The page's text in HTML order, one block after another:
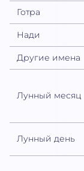
Готра
Нади
Другие имена
Лунный месяц
Лунный день